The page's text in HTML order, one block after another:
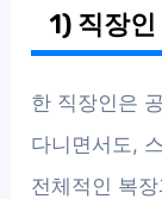
1) 직장
한 직장인은
다니면서도,
전체적인 복